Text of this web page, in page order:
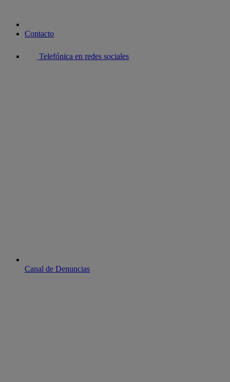
Contacto
Telefónica en redes sociales
Canal de Denuncias